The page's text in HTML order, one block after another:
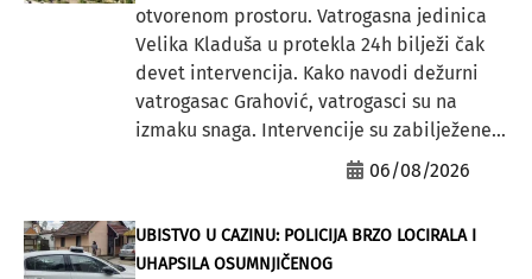
otvorenom prostoru. Vatrogasna jedinica
Velika Kladuša u protekla 24h bilježi čak
devet intervencija. Kako navodi dežurni
vatrogasac Grahović, vatrogasci su na
izmaku snaga. Intervencije su zabilježene...
06/08/2026
UBISTVO U CAZINU: POLICIJA BRZO LOCIRALA I
UHAPSILA OSUMNJIČENOG